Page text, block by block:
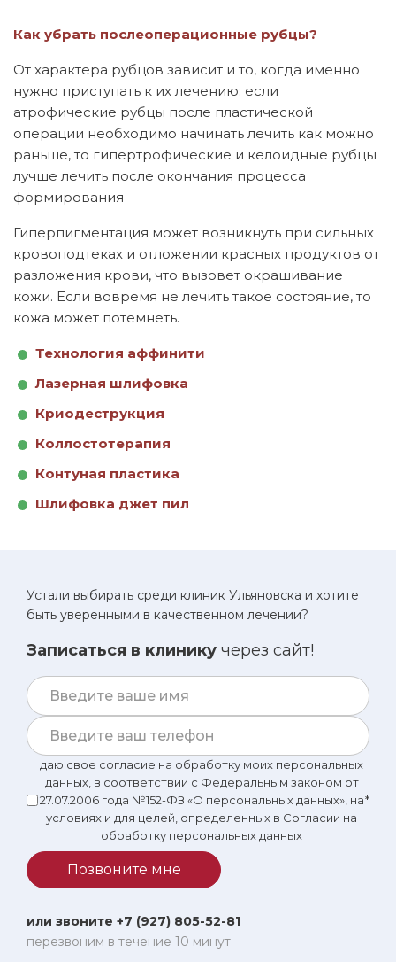
Как убрать послеоперационные рубцы?
От характера рубцов зависит и то, когда именно
нужно приступать к их лечению: если
атрофические рубцы после пластической
операции необходимо начинать лечить как можно
раньше, то гипертрофические и келоидные рубцы
лучше лечить после окончания процесса
формирования
Гиперпигментация может возникнуть при сильных
кровоподтеках и отложении красных продуктов от
разложения крови, что вызовет окрашивание
кожи. Если вовремя не лечить такое состояние, то
кожа может потемнеть.
Технология аффинити
Лазерная шлифовка
Криодеструкция
Коллостотерапия
Контуная пластика
Шлифовка джет пил
Устали выбирать среди клиник Ульяновска и хотите
быть уверенными в качественном лечении?
Записаться в клинику через сайт!
даю свое согласие на обработку моих персональных
данных, в соответствии с Федеральным законом от
27.07.2006 года №152-ФЗ «О персональных данных», на
условиях и для целей, определенных в Согласии на
обработку персональных данных
*
Позвоните мне
или звоните +7 (927) 805-52-81
перезвоним в течение 10 минут